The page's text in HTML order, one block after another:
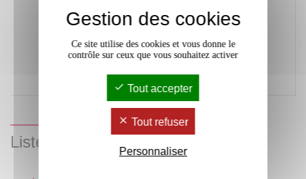
linguistique et culturelle
ou de ces productions avec
celles d’autres aires
perspective comparatiste
Liste des enseignements
Gestion des cookies
Ce site utilise des cookies et vous donne le
contrôle sur ceux que vous souhaitez activer
Tout accepter
Tout refuser
Personnaliser